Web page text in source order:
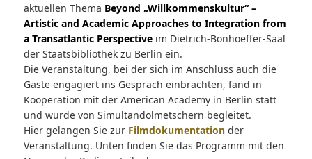
aktuellen Thema Beyond „Willkommenskultur“ –
Artistic and Academic Approaches to Integration from
a Transatlantic Perspectiveim Dietrich-Bonhoeffer-Saal
der Staatsbibliothek zu Berlin ein.
Die Veranstaltung, bei der sich im Anschluss auch die
Gäste engagiert ins Gespräch einbrachten, fand in
Kooperation mit der American Academy in Berlin statt
und wurde von Simultandolmetschern begleitet.
Hier gelangen Sie zur Filmdokumentationder
Veranstaltung. Unten finden Sie das Programm mit den